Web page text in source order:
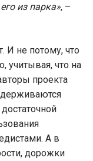
из парка», –
И не потому, что
учитывая, что на
проекта
А в
дорожки